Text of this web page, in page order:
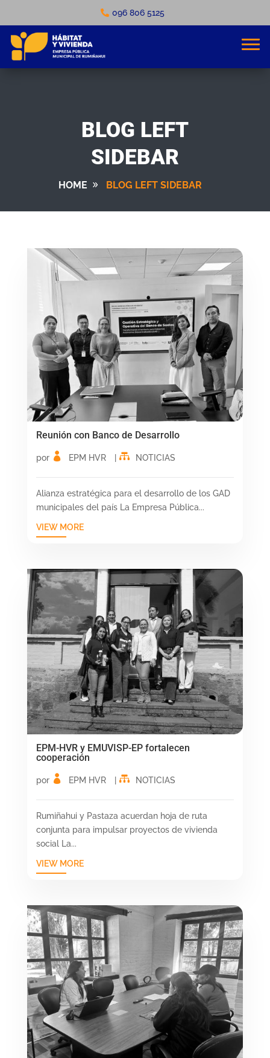
096 806 5125
BLOG LEFT
SIDEBAR
HOME BLOG LEFT SIDEBAR
Reunión con Banco de Desarrollo
por EPM HVR NOTICIAS
Alianza estratégica para el desarrollo de los GAD
municipales del país La Empresa Pública...
VIEW MORE
EPM-HVR y EMUVISP-EP fortalecen
cooperación
por EPM HVR NOTICIAS
Rumiñahui y Pastaza acuerdan hoja de ruta
conjunta para impulsar proyectos de vivienda
social La...
VIEW MORE